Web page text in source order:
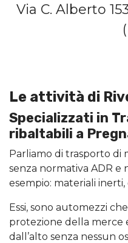
Via C. Alberto
Le attività di
Specializzati in
ribaltabili a
Parliamo di trasporto di
senza normativa ADR e
esempio: materiali
Essi, sono automezzi
protezione della merce
dall’alto senza nessun